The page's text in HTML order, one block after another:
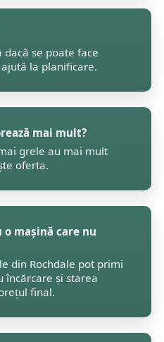
se poate face
la planificare.
mai mult?
grele au mai mult
oferta.
mașină care nu
din Rochdale pot primi
încărcare și starea
final.